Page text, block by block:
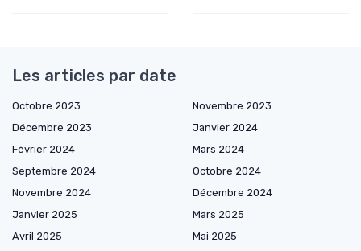
Les articles par date
Octobre 2023
Novembre 2023
Décembre 2023
Janvier 2024
Février 2024
Mars 2024
Septembre 2024
Octobre 2024
Novembre 2024
Décembre 2024
Janvier 2025
Mars 2025
Avril 2025
Mai 2025